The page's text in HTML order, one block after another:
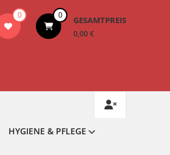
0 0 GESAMTPREIS
0,00 €
HYGIENE & PFLEGE